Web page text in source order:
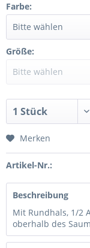
Farbe:
Größe:
Merken
Artikel-Nr.:
Beschreibung
Mit Rundhals, 1/2
oberhalb des